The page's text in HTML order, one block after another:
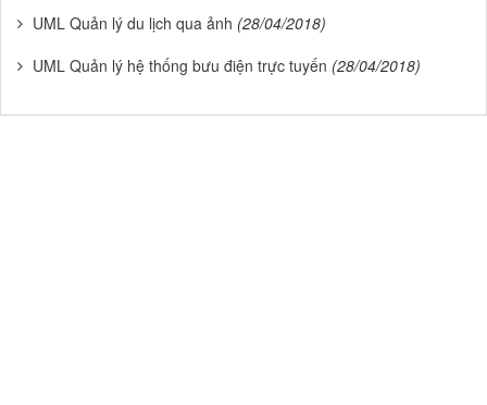
UML Quản lý du lịch qua ảnh (28/04/2018)
UML Quản lý hệ thống bưu điện trực tuyến (28/04/2018)